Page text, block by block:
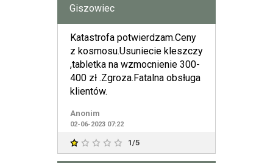
Giszowiec
Katastrofa potwierdzam.Ceny
z kosmosu.Usuniecie kleszczy
,tabletka na wzmocnienie 300-
400 zł .Zgroza.Fatalna obsługa
klientów.
Anonim
02-06-2023 07:22
1/5